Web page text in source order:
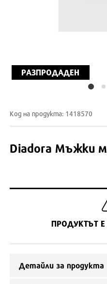
РАЗПРОДАДЕН
Код на продукта: 1418570
Diadora Мъжки
ПРОДУКТЪТ
Детайли за продукта